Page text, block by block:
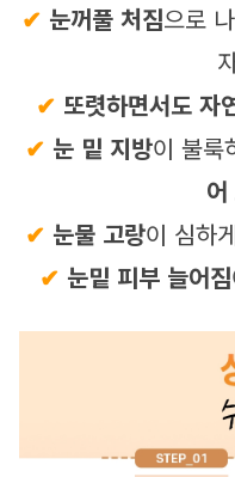
✔ 눈꺼풀 처짐으로
✔ 또렷하면서도 자
✔ 눈 밑 지방이 불룩
✔ 눈물 고랑이 심하
✔ 눈밑 피부 늘어짐